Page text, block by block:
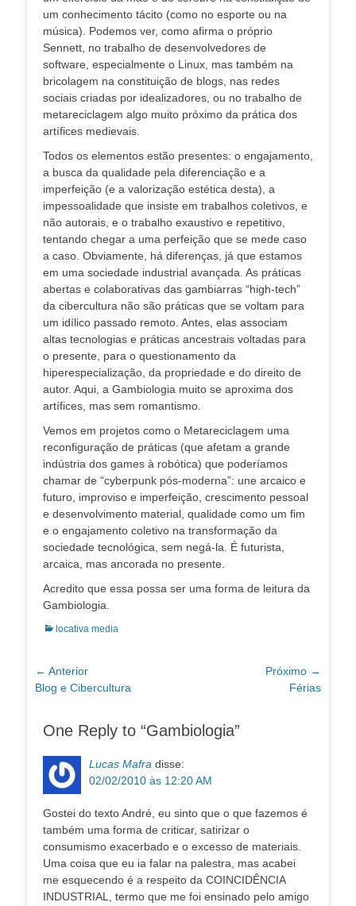
um conhecimento tácito (como no esporte ou na
música). Podemos ver, como afirma o próprio
Sennett, no trabalho de desenvolvedores de
software, especialmente o Linux, mas também na
bricolagem na constituição de blogs, nas redes
sociais criadas por idealizadores, ou no trabalho de
metareciclagem algo muito próximo da prática dos
artífices medievais.
Todos os elementos estão presentes: o engajamento,
a busca da qualidade pela diferenciação e a
imperfeição (e a valorização estética desta), a
impessoalidade que insiste em trabalhos coletivos, e
não autorais, e o trabalho exaustivo e repetitivo,
tentando chegar a uma perfeição que se mede caso
a caso. Obviamente, há diferenças, já que estamos
em uma sociedade industrial avançada. As práticas
abertas e colaborativas das gambiarras “high-tech”
da cibercultura não são práticas que se voltam para
um idílico passado remoto. Antes, elas associam
altas tecnologias e práticas ancestrais voltadas para
o presente, para o questionamento da
hiperespecialização, da propriedade e do direito de
autor. Aqui, a Gambiologia muito se aproxima dos
artífices, mas sem romantismo.
Vemos em projetos como o Metareciclagem uma
reconfiguração de práticas (que afetam a grande
indústria dos games à robótica) que poderíamos
chamar de “cyberpunk pós-moderna”: une arcaico e
futuro, improviso e imperfeição, crescimento pessoal
e desenvolvimento material, qualidade como um fim
e o engajamento coletivo na transformação da
sociedade tecnológica, sem negá-la. É futurista,
arcaica, mas ancorada no presente.
Acredito que essa possa ser uma forma de leitura da
Gambiologia.
Categorias:
locativa media
Navegação
de
← Anterior
Post
Blog e Cibercultura
Próximo →
Férias
One Reply to “Gambiologia”
Lucas Mafra disse:
02/02/2010 às 12:20 AM
Gostei do texto André, eu sinto que o que fazemos é
também uma forma de criticar, satirizar o
consumismo exacerbado e o excesso de materiais.
Uma coisa que eu ia falar na palestra, mas acabei
me esquecendo é a respeito da COINCIDÊNCIA
INDUSTRIAL, termo que me foi ensinado pelo amigo